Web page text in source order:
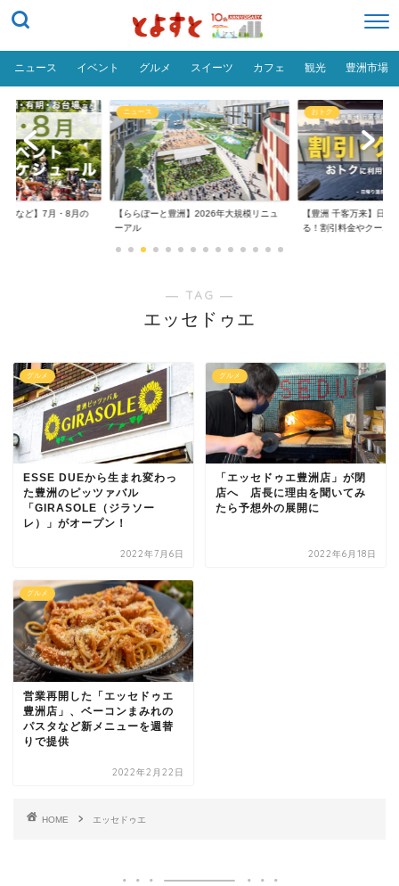
ニュース イベント グルメ スイーツ カフェ 観光 豊洲市場
場など】7月・8月の
ニュース
【ららぽーと豊洲】2026年大規模リニュ
ーアル
おトク
【豊洲 千客万来】日帰
る！割引料金やクーポ...
― TAG ―
エッセドゥエ
グルメ
ESSE DUEから生まれ変わっ
た豊洲のピッツァバル
「GIRASOLE（ジラソー
レ）」がオープン！
2022年7月6日
グルメ
「エッセドゥエ豊洲店」が閉
店へ 店長に理由を聞いてみ
たら予想外の展開に
2022年6月18日
グルメ
営業再開した「エッセドゥエ
豊洲店」、ベーコンまみれの
パスタなど新メニューを週替
りで提供
2022年2月22日
HOME エッセドゥエ